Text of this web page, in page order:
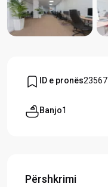
ID e pronës23567
Banjo1
Përshkrimi